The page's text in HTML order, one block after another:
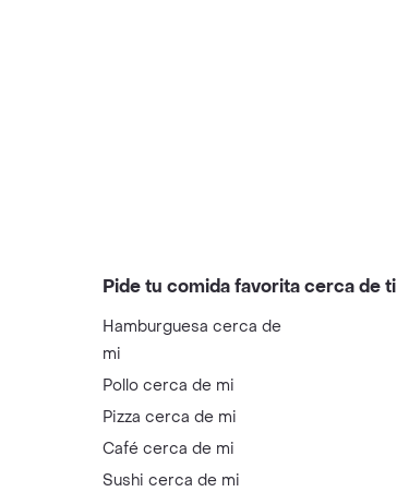
Pide tu comida favorita cerca de ti
Hamburguesa cerca de
mi
Pollo cerca de mi
Pizza cerca de mi
Café cerca de mi
Sushi cerca de mi